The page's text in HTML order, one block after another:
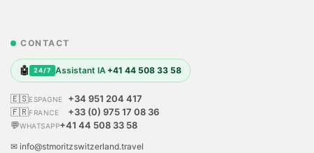
CONTACT
🤖 24/7 Assistant IA +41 44 508 33 58
🇪🇸ESPAGNE
+34 951 204 417
🇫🇷FRANCE
+33 (0) 975 17 08 36
💬WHATSAPP+41 44 508 33 58
✉ info@stmoritzswitzerland.travel